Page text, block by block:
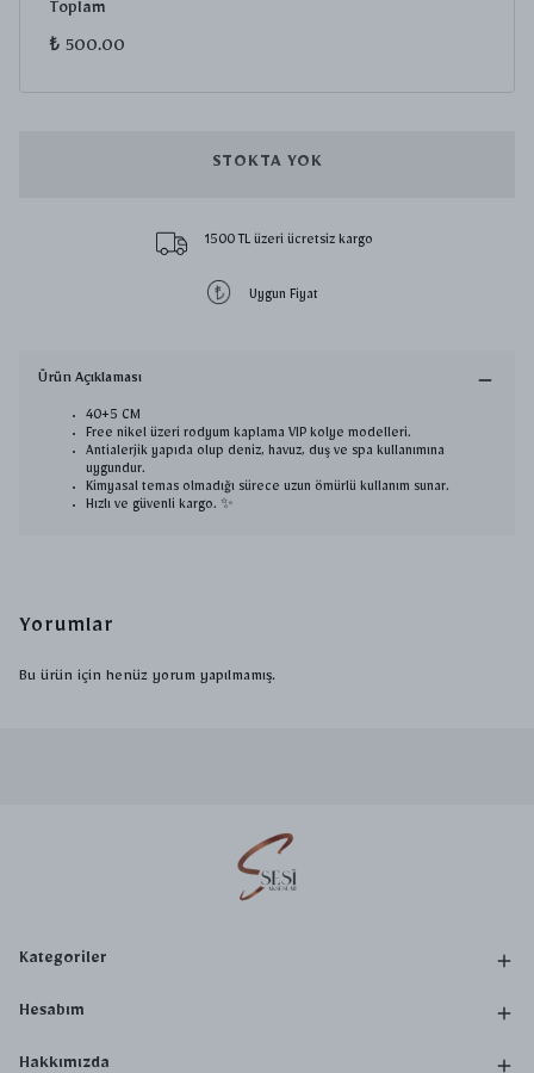
Toplam
₺ 500.00
STOKTA YOK
1500 TL üzeri ücretsiz kargo
Uygun Fiyat
Ürün Açıklaması
40+5 CM
Free nikel üzeri rodyum kaplama VIP kolye modelleri.
Antialerjik yapıda olup deniz, havuz, duş ve spa kullanımına
uygundur.
Kimyasal temas olmadığı sürece uzun ömürlü kullanım sunar.
Hızlı ve güvenli kargo. ✨
Yorumlar
Bu ürün için henüz yorum yapılmamış.
Kategoriler
Hesabım
Hakkımızda